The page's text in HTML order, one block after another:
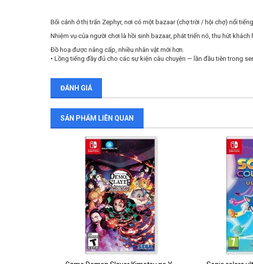
Bối cảnh ở thị trấn Zephyr, nơi có một bazaar (chợ trời / hội chợ) nổi
Nhiệm vụ của người chơi là hồi sinh bazaar, phát triển nó, thu hút
Đồ hoạ được nâng cấp, nhiều nhân vật mới hơn.
• Lồng tiếng đầy đủ cho các sự kiện câu chuyện — lần đầu tiên trong
ĐÁNH GIÁ
SẢN PHẨM LIÊN QUAN